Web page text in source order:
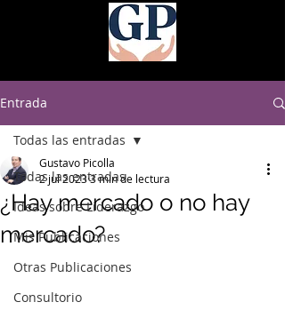
Entrada
Todas las entradas
Ideas sobre Liderazgo
Mis Publicaciones
Otras Publicaciones
Consultorio
Todas las entradas
¿Hay mercado o no hay
mercado?
Gustavo Picolla
2 jul 20233 min de lectura